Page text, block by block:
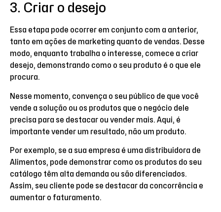
3. Criar o desejo
Essa etapa pode ocorrer em conjunto com a anterior,
tanto em ações de marketing quanto de vendas. Desse
modo, enquanto trabalha o interesse, comece a criar
desejo, demonstrando como o seu produto é o que ele
procura.
Nesse momento, convença o seu público de que você
vende a solução ou os produtos que o negócio dele
precisa para se destacar ou vender mais. Aqui, é
importante vender um resultado, não um produto.
Por exemplo, se a sua empresa é uma distribuidora de
Alimentos, pode demonstrar como os produtos do seu
catálogo têm alta demanda ou são diferenciados.
Assim, seu cliente pode se destacar da concorrência e
aumentar o faturamento.